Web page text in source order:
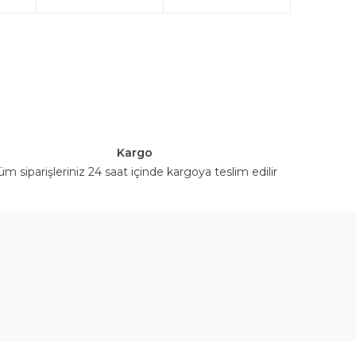
Kargo
siparişleriniz 24 saat içinde kargoya teslim edilir